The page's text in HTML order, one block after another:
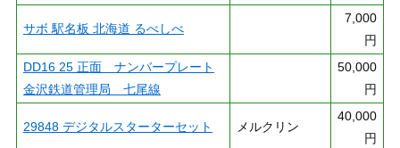
サボ 駅名板 北海道 るべしべ
7,000
円
DD16 25 正面 ナンバープレート
金沢鉄道管理局 七尾線
50,000
円
29848 デジタルスターターセット メルクリン
40,000
円